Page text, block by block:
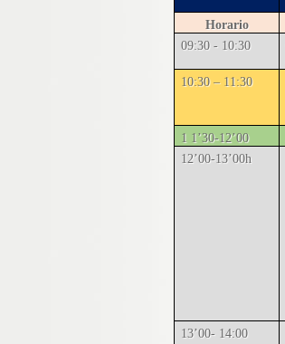
Horario
09:30 - 10:30
10:30 – 11:30
1 1’30-12’00
12’00-13’00h
13’00- 14:00